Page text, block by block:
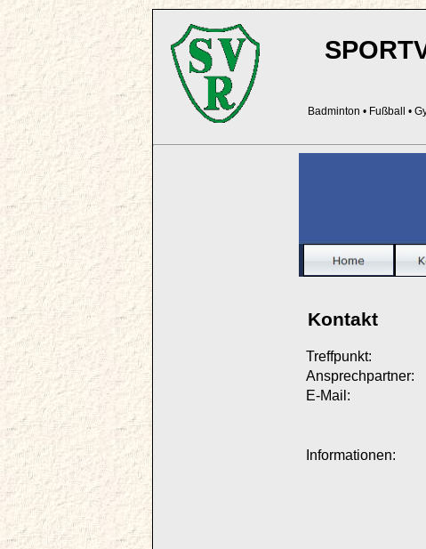
Badminton • Fußball •
Kontakt
Treffpunkt:
Ansprechpartner:
E-Mail:
Informationen: